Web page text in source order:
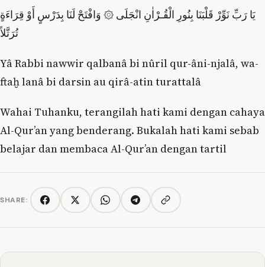
يَا رَبِّ نَوِّرْ قَلْبَنَا بِنُورِ الْقُـرْاٰنِ انْجَلَى ۞ وَافْتَحْ لَنَا بِدَرْسٍ أَوْ قِرَاءَةٍ
تُرَتَّلاً
Yâ Rabbi nawwir qalbanâ bi nûril qur-âni-njalâ, wa-
ftaḫ lanâ bi darsin au qirâ-atin turattalâ
Wahai Tuhanku, terangilah hati kami dengan cahaya
Al-Qur’an yang benderang. Bukalah hati kami sebab
belajar dan membaca Al-Qur’an dengan tartil
SHARE: FacebookTwitter/XWhatsAppTelegramCopy link